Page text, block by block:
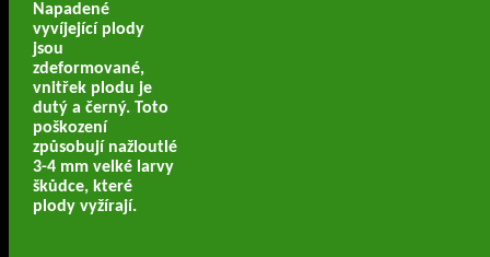
Napadené
vyvíjející plody
jsou
zdeformované,
vnitřek plodu je
dutý a černý. Toto
poškození
způsobují nažloutlé
3-4 mm velké larvy
škůdce, které
plody vyžírají.